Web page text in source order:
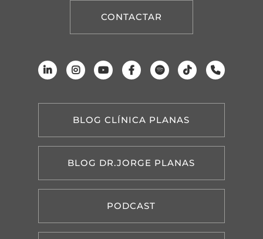
CONTACTAR
BLOG CLÍNICA PLANAS
BLOG DR.JORGE PLANAS
PODCAST